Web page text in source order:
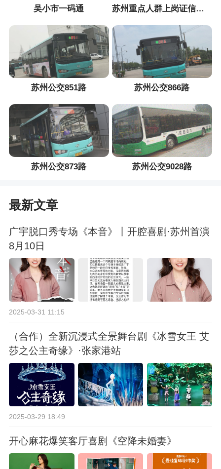
吴小市一码通 苏州重点人群上岗证信息采集小程序
苏州公交851路 苏州公交866路
苏州公交873路 苏州公交9028路
最新文章
广宇脱口秀专场《本音》丨开腔喜剧·苏州首演
8月10日
2025-03-31 11:15
（合作）全新沉浸式全景舞台剧《冰雪女王 艾
莎之公主奇缘》·张家港站
2025-03-29 18:49
开心麻花爆笑客厅喜剧《空降未婚妻》